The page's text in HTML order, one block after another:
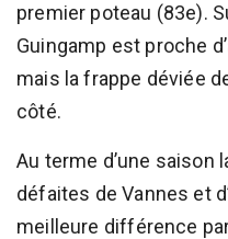
premier poteau (83e).
Guingamp est proche
mais la frappe déviée
côté.
Au terme d’une saison
défaites de Vannes et
meilleure différence